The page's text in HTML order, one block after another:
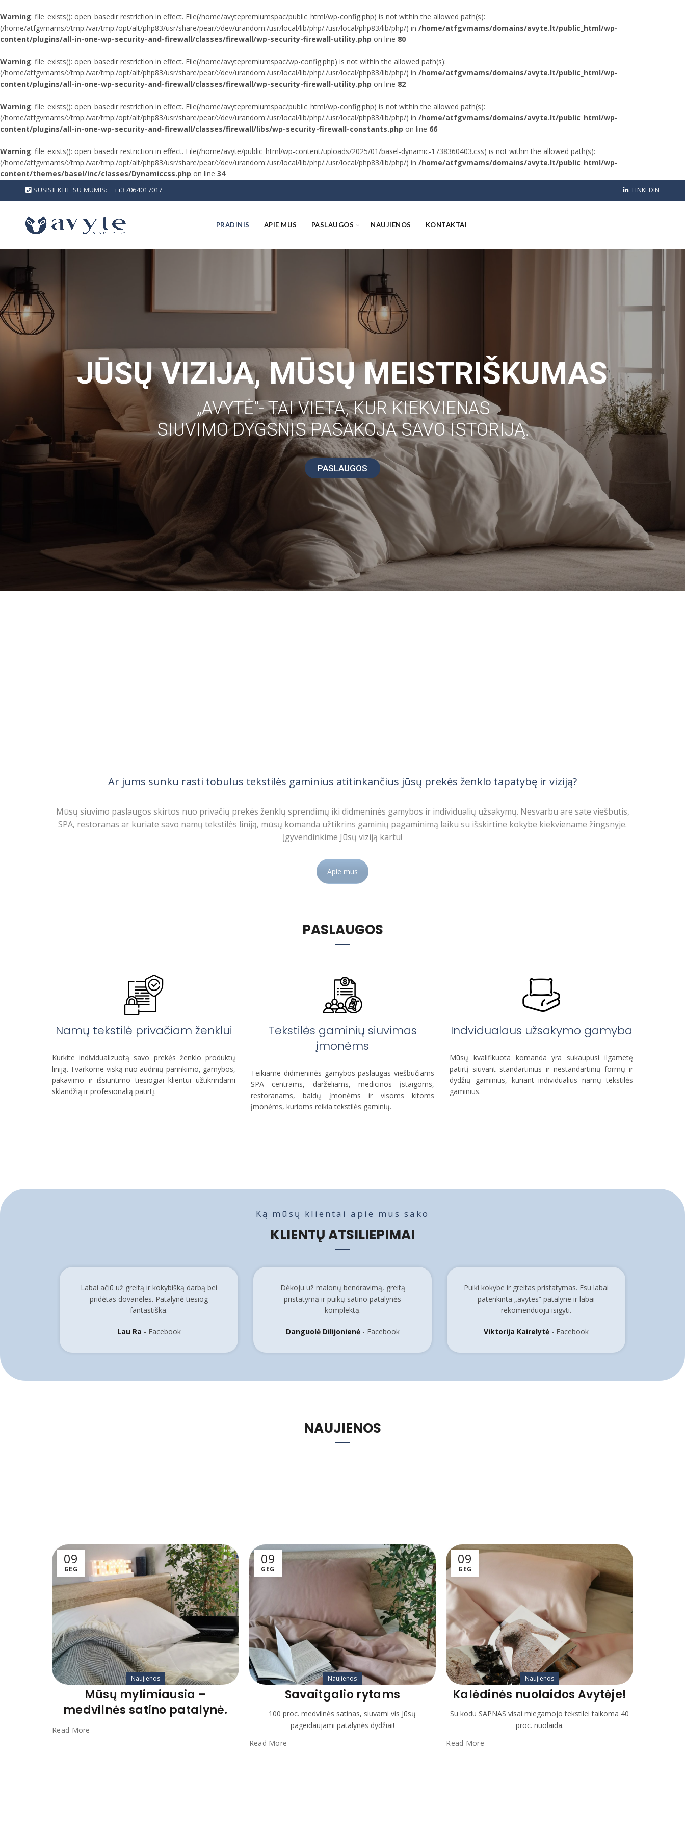
Warning: file_exists(): open_basedir restriction in effect. File(/home/avytepremiumspac/public_html/wp-config.php) is not within the allowed path(s):
(/home/atfgvmams/:/tmp:/var/tmp:/opt/alt/php83/usr/share/pear/:/dev/urandom:/usr/local/lib/php/:/usr/local/php83/lib/php/) in /home/atfgvmams/domains/avyte.lt/public_html/wp-
content/plugins/all-in-one-wp-security-and-firewall/classes/firewall/wp-security-firewall-utility.php on line 80
Warning: file_exists(): open_basedir restriction in effect. File(/home/avytepremiumspac/wp-config.php) is not within the allowed path(s):
(/home/atfgvmams/:/tmp:/var/tmp:/opt/alt/php83/usr/share/pear/:/dev/urandom:/usr/local/lib/php/:/usr/local/php83/lib/php/) in /home/atfgvmams/domains/avyte.lt/public_html/wp-
content/plugins/all-in-one-wp-security-and-firewall/classes/firewall/wp-security-firewall-utility.php on line 82
Warning: file_exists(): open_basedir restriction in effect. File(/home/avytepremiumspac/public_html/wp-config.php) is not within the allowed path(s):
(/home/atfgvmams/:/tmp:/var/tmp:/opt/alt/php83/usr/share/pear/:/dev/urandom:/usr/local/lib/php/:/usr/local/php83/lib/php/) in /home/atfgvmams/domains/avyte.lt/public_html/wp-
content/plugins/all-in-one-wp-security-and-firewall/classes/firewall/libs/wp-security-firewall-constants.php on line 66
Warning: file_exists(): open_basedir restriction in effect. File(/home/avyte/public_html/wp-content/uploads/2025/01/basel-dynamic-1738360403.css) is not within the allowed path(s):
(/home/atfgvmams/:/tmp:/var/tmp:/opt/alt/php83/usr/share/pear/:/dev/urandom:/usr/local/lib/php/:/usr/local/php83/lib/php/) in /home/atfgvmams/domains/avyte.lt/public_html/wp-
content/themes/basel/inc/classes/Dynamiccss.php on line 34
SUSISIEKITE SU MUMIS: ++37064017017 LINKEDIN
PRADINIS APIE MUS PASLAUGOS NAUJIENOS KONTAKTAI
JŪSŲ VIZIJA, MŪSŲ MEISTRIŠKUMAS
„AVYTĖ“- TAI VIETA, KUR KIEKVIENAS
SIUVIMO DYGSNIS PASAKOJA SAVO ISTORIJĄ.
PASLAUGOS
Ar jums sunku rasti tobulus tekstilės gaminius atitinkančius jūsų prekės ženklo tapatybę ir viziją?
Mūsų siuvimo paslaugos skirtos nuo privačių prekės ženklų sprendimų iki didmeninės gamybos ir individualių užsakymų. Nesvarbu are sate viešbutis,
SPA, restoranas ar kuriate savo namų tekstilės liniją, mūsų komanda užtikrins gaminių pagaminimą laiku su išskirtine kokybe kiekviename žingsnyje.
Įgyvendinkime Jūsų viziją kartu!
Apie mus
PASLAUGOS
Namų tekstilė privačiam ženklui
Kurkite individualizuotą savo prekės ženklo produktų
liniją. Tvarkome viską nuo audinių parinkimo, gamybos,
pakavimo ir išsiuntimo tiesiogiai klientui užtikrindami
sklandžią ir profesionalią patirtį.
Tekstilės gaminių siuvimas
įmonėms
Teikiame didmeninės gamybos paslaugas viešbučiams
SPA centrams, darželiams, medicinos įstaigoms,
restoranams, baldų įmonėms ir visoms kitoms
įmonėms, kurioms reikia tekstilės gaminių.
Indvidualaus užsakymo gamyba
Mūsų kvalifikuota komanda yra sukaupusi ilgametę
patirtį siuvant standartinius ir nestandartinių formų ir
dydžių gaminius, kuriant individualius namų tekstilės
gaminius.
Ką mūsų klientai apie mus sako
KLIENTŲ ATSILIEPIMAI
Labai ačiū už greitą ir kokybišką darbą bei
pridėtas dovanėles. Patalynė tiesiog
fantastiška.
Lau Ra Facebook
Dėkoju už malonų bendravimą, greitą
pristatymą ir puikų satino patalynės
komplektą.
Danguolė Dilijonienė Facebook
Puiki kokybe ir greitas pristatymas. Esu labai
patenkinta „avytes” patalyne ir labai
rekomenduoju isigyti.
Viktorija Kairelytė Facebook
NAUJIENOS
09
GEG
Naujienos
Mūsų mylimiausia –
medvilnės satino patalynė.
Read More
09
GEG
Naujienos
Savaitgalio rytams
100 proc. medvilnės satinas, siuvami vis Jūsų
pageidaujami patalynės dydžiai!
Read More
09
GEG
Naujienos
Kalėdinės nuolaidos Avytėje!
Su kodu SAPNAS visai miegamojo tekstilei taikoma 40
proc. nuolaida.
Read More